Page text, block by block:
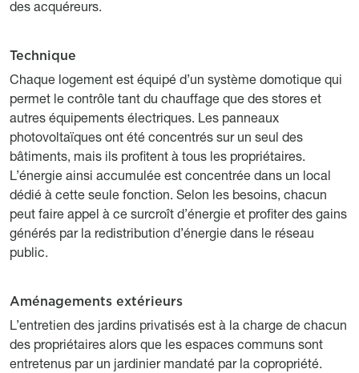
des acquéreurs.
Titre
Technique
Description
Chaque logement est équipé d’un système domotique qui
permet le contrôle tant du chauffage que des stores et
autres équipements électriques. Les panneaux
photovoltaïques ont été concentrés sur un seul des
bâtiments, mais ils profitent à tous les propriétaires.
L’énergie ainsi accumulée est concentrée dans un local
dédié à cette seule fonction. Selon les besoins, chacun
peut faire appel à ce surcroît d’énergie et profiter des gains
générés par la redistribution d’énergie dans le réseau
public.
Titre
Aménagements extérieurs
Description
L’entretien des jardins privatisés est à la charge de chacun
des propriétaires alors que les espaces communs sont
entretenus par un jardinier mandaté par la copropriété.